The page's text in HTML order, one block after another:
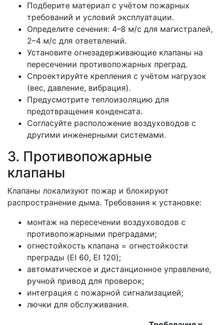
Подберите материал с учётом пожарных
требований и условий эксплуатации.
Определите сечения: 4–8 м/с для магистралей,
2–4 м/с для ответвлений.
Установите огнезадерживающие клапаны на
пересечении противопожарных преград.
Спроектируйте крепления с учётом нагрузок
(вес, давление, вибрация).
Предусмотрите теплоизоляцию для
предотвращения конденсата.
Согласуйте расположение воздуховодов с
другими инженерными системами.
3. Противопожарные
клапаны
Клапаны локализуют пожар и блокируют
распространение дыма. Требования к установке:
монтаж на пересечении воздуховодов с
противопожарными преградами;
огнестойкость клапана = огнестойкости
преграды (EI 60, EI 120);
автоматическое и дистанционное управление,
ручной привод для проверок;
интеграция с пожарной сигнализацией;
лючки для обслуживания.